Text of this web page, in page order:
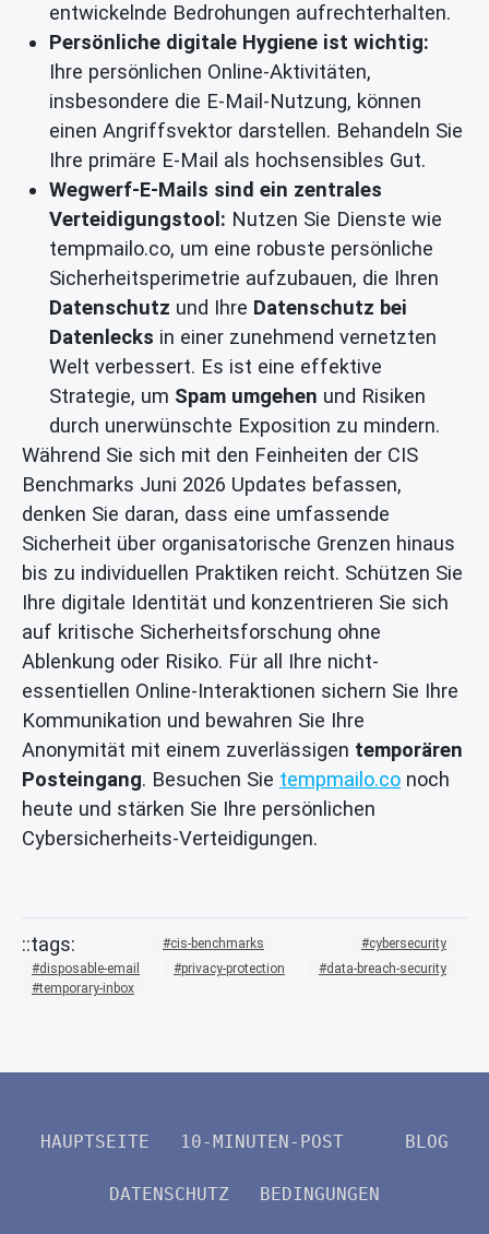
entwickelnde Bedrohungen aufrechterhalten.
Persönliche digitale Hygiene ist wichtig:
Ihre persönlichen Online-Aktivitäten,
insbesondere die E-Mail-Nutzung, können
einen Angriffsvektor darstellen. Behandeln Sie
Ihre primäre E-Mail als hochsensibles Gut.
Wegwerf-E-Mails sind ein zentrales
Verteidigungstool: Nutzen Sie Dienste wie
tempmailo.co, um eine robuste persönliche
Sicherheitsperimetrie aufzubauen, die Ihren
Datenschutz und Ihre Datenschutz bei
Datenlecks in einer zunehmend vernetzten
Welt verbessert. Es ist eine effektive
Strategie, um Spam umgehen und Risiken
durch unerwünschte Exposition zu mindern.
Während Sie sich mit den Feinheiten der CIS
Benchmarks Juni 2026 Updates befassen,
denken Sie daran, dass eine umfassende
Sicherheit über organisatorische Grenzen hinaus
bis zu individuellen Praktiken reicht. Schützen Sie
Ihre digitale Identität und konzentrieren Sie sich
auf kritische Sicherheitsforschung ohne
Ablenkung oder Risiko. Für all Ihre nicht-
essentiellen Online-Interaktionen sichern Sie Ihre
Kommunikation und bewahren Sie Ihre
Anonymität mit einem zuverlässigen temporären
Posteingang. Besuchen Sie tempmailo.co noch
heute und stärken Sie Ihre persönlichen
Cybersicherheits-Verteidigungen.
cis-benchmarks
cybersecurity
disposable-email
privacy-protection
data-breach-security
temporary-inbox
HAUPTSEITE 10-MINUTEN-POST BLOG
DATENSCHUTZ BEDINGUNGEN